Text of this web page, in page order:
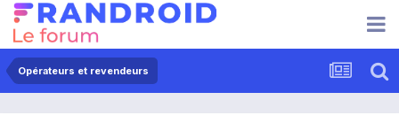
Opérateurs et revendeurs